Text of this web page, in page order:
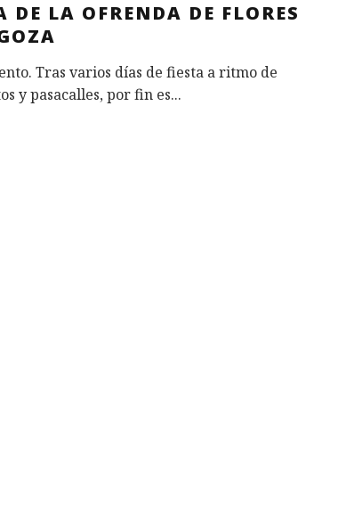
DE LA OFRENDA DE FLORES
Tras varios días de fiesta a ritmo de
y pasacalles, por fin es...